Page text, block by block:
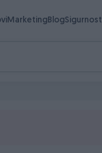
MarketingBlogSigurnost